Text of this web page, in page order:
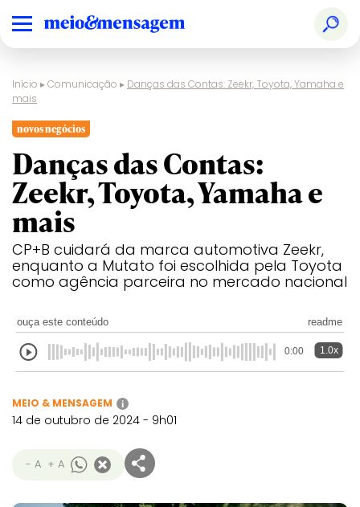
Início ▸Comunicação ▸ Danças das Contas: Zeekr, Toyota, Yamaha e
mais
novos negócios
Danças das Contas:
Zeekr, Toyota, Yamaha e
mais
CP+B cuidará da marca automotiva Zeekr,
enquanto a Mutato foi escolhida pela Toyota
como agência parceira no mercado nacional
ouça este conteúdo readme
0:00 1.0x
MEIO & MENSAGEM i
14 de outubro de 2024 - 9h01
- A + A